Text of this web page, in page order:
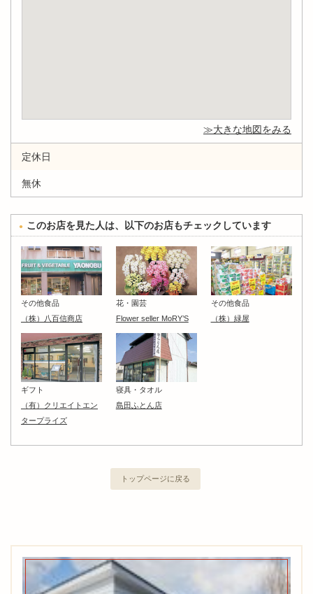
大きな地図をみる
定休日
無休
このお店を見た人は、以下のお店もチェックしています
その他食品
（株）八百信商店
花・園芸
Flower seller MoRY’S
その他食品
（株）緑屋
ギフト
（有）クリエイトエン
タープライズ
寝具・タオル
島田ふとん店
トップページに戻る